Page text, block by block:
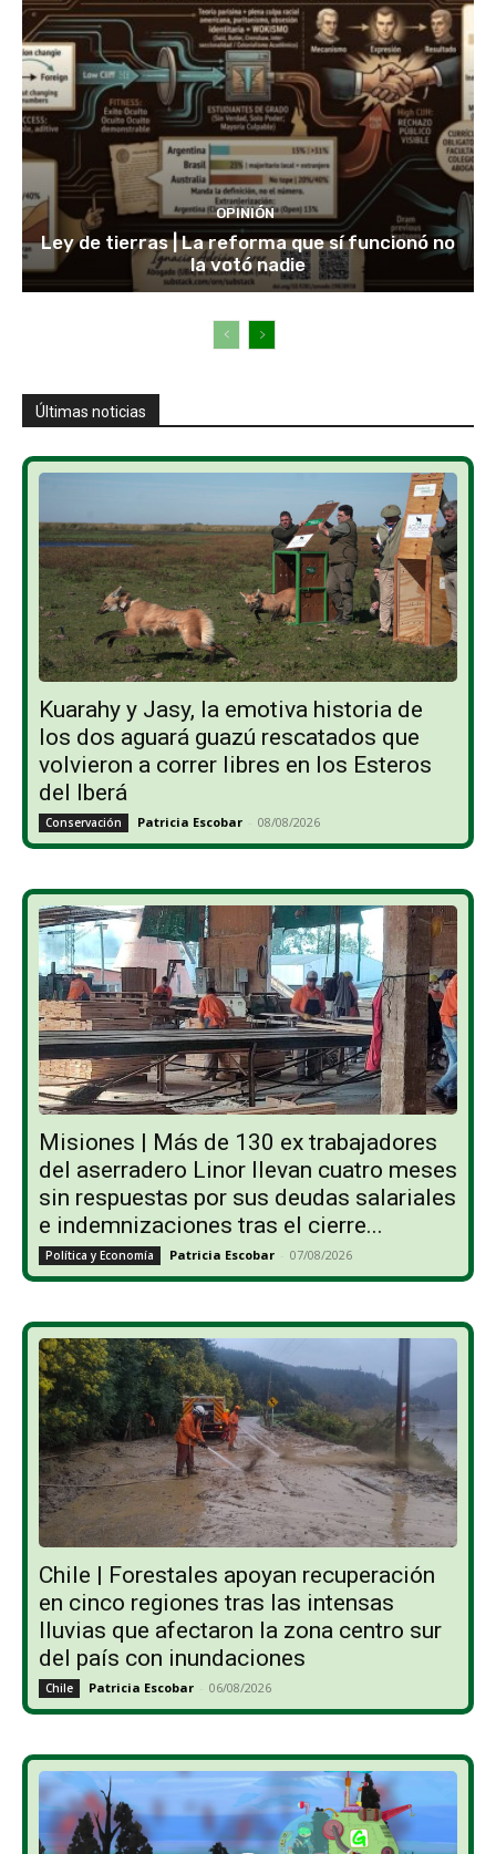
OPINIÓN
Ley de tierras | La reforma que sí funcionó no
la votó nadie
Últimas noticias
Kuarahy y Jasy, la emotiva historia de
los dos aguará guazú rescatados que
volvieron a correr libres en los Esteros
del Iberá
Conservación Patricia Escobar - 08/08/2026
Misiones | Más de 130 ex trabajadores
del aserradero Linor llevan cuatro meses
sin respuestas por sus deudas salariales
e indemnizaciones tras el cierre...
Política y Economía Patricia Escobar - 07/08/2026
Chile | Forestales apoyan recuperación
en cinco regiones tras las intensas
lluvias que afectaron la zona centro sur
del país con inundaciones
Chile Patricia Escobar - 06/08/2026